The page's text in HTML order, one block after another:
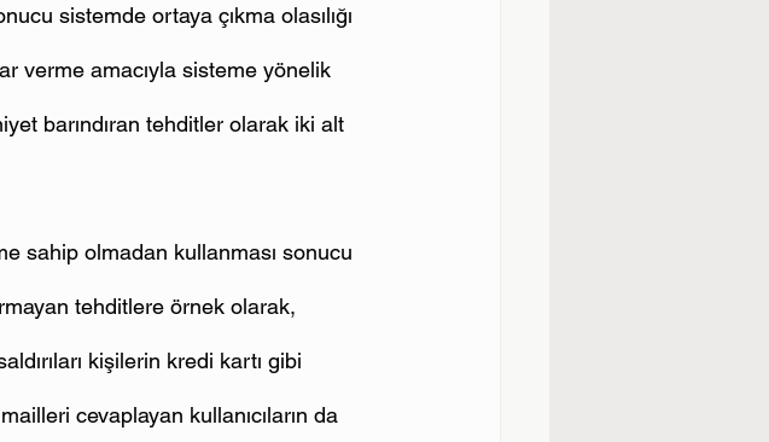
sistemde ortaya çıkma olasılığı
verme amacıyla sisteme yönelik
barındıran tehditler olarak iki alt
sahip olmadan kullanması sonucu
tehditlere örnek olarak,
kişilerin kredi kartı gibi
cevaplayan kullanıcıların da